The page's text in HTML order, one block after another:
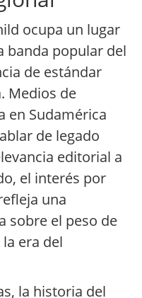
ocupa un lugar
banda popular del
de estándar
Medios de
en Sudamérica
de legado
editorial a
el interés por
una
sobre el peso de
era del
la historia del